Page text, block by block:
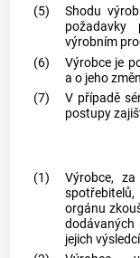
(5)
Shodu
výrobním
(6)
Výrobceje
a o jeho
(7)
V případě
postupy
(1) Výrobce, za
spotřebitelů,
orgánu
dodávaných
jejich